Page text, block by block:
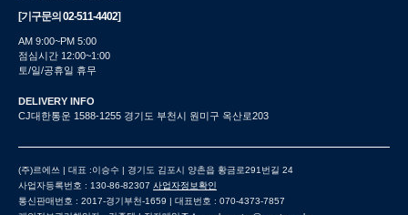
[기구문의02-511-4402]
AM 9:00~PM 5:00
점심시간 12:00~1:00
토/일/공휴일 휴무
DELIVERY INFO
CJ대한통운 1588-1255 경기도 부천시 원미구 옥산로203
(주)르에쓰 | 대표 :이승수 | 경기도 김포시 양촌읍 황금로291번길 24
사업자등록번호 : 130-86-82307 사업자정보확인
통신판매번호 : 2017-경기부천-1659 | 대표번호 : 070-4373-7857